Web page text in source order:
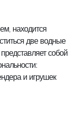
находится
две водные
собой
и игрушек